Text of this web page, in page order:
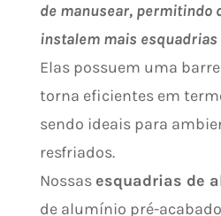
de manusear, permitindo
instalem mais esquadrias
Elas possuem uma
torna eficientes em
sendo ideais para
resfriados.
Nossas esquadrias de
de alumínio pré-